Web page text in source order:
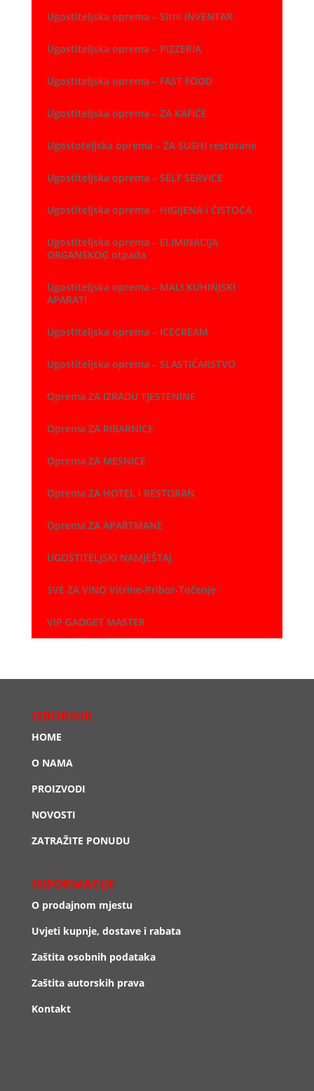
Ugostiteljska oprema – Sitni INVENTAR
Ugostiteljska oprema – PIZZERIA
Ugostiteljska oprema – FAST FOOD
Ugostiteljska oprema – ZA KAFIĆE
Ugostoteljska oprema – ZA SUSHI restorane
Ugostiteljska oprema – SELF SERVICE
Ugostiteljska oprema – HIGIJENA i ČISTOĆA
Ugostiteljska oprema – ELIMINACIJA
ORGANSKOG otpada
Ugostiteljska oprema – MALI KUHINJSKI
APARATI
Ugostiteljska oprema – ICECREAM
Ugostiteljska oprema – SLASTIČARSTVO
Oprema ZA IZRADU TJESTENINE
Oprema ZA RIBARNICE
Oprema ZA MESNICE
Oprema ZA HOTEL i RESTORAN
Oprema ZA APARTMANE
UGOSTITELJSKI NAMJEŠTAJ
SVE ZA VINO Vitrine-Pribor-Točenje
VIP GADGET MASTER
IZBORNIK
HOME
O NAMA
PROIZVODI
NOVOSTI
ZATRAŽITE PONUDU
INFORMACIJE
O prodajnom mjestu
Uvjeti kupnje, dostave i rabata
Zaštita osobnih podataka
Zaštita autorskih prava
Kontakt